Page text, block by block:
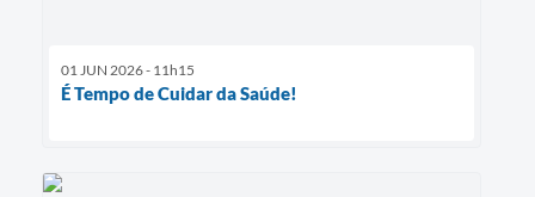
01 JUN 2026 - 11h15
É Tempo de Cuidar da Saúde!